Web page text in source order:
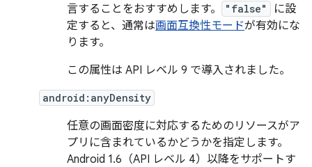
言することをおすすめします。
"false"
に設
定すると、通常は画面互換性モードが有効にな
ります。
この属性は API レベル 9 で導入されました。
android:anyDensity
任意の画面密度に対応するためのリソースがア
プリに含まれているかどうかを指定します。
Android 1.6（API レベル 4）以降をサポートす